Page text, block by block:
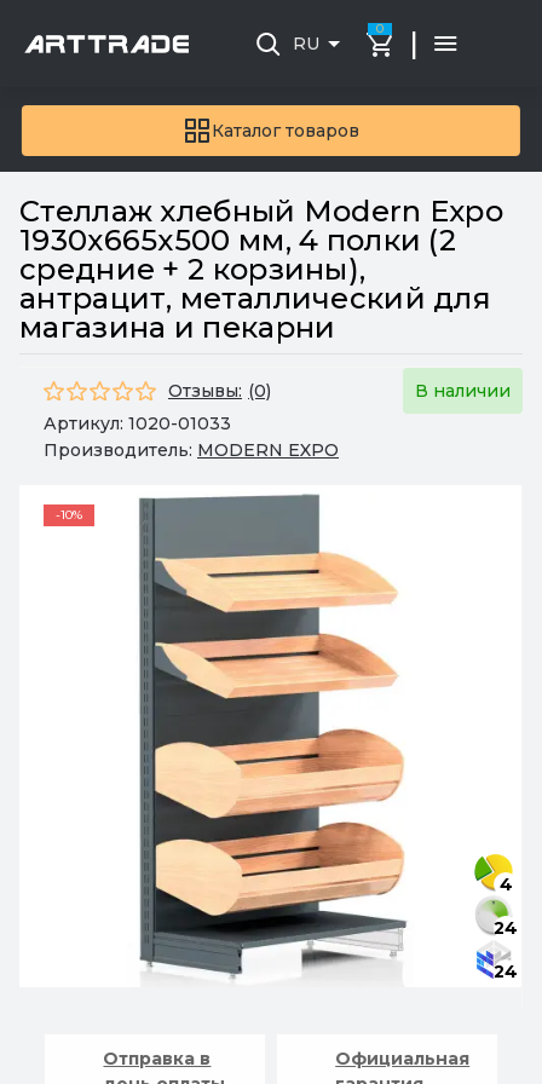
Каталог товаров
RU
0 |
Стеллаж хлебный Modern Expo
1930х665х500 мм, 4 полки (2
средние + 2 корзины),
антрацит, металлический для
магазина и пекарни
Отзывы: (0)
В наличии
Артикул: 1020-01033
Производитель: MODERN EXPO
-10%
4
24
24
Отправка в
Официальная